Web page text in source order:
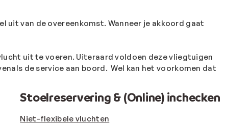
uit van de overeenkomst. Wanneer je akkoord gaat
uit te voeren. Uiteraard voldoen deze vliegtuigen
de service aan boord. Wel kan het voorkomen dat
Stoelreservering & (Online) inchecken
Niet-flexibele vluchten